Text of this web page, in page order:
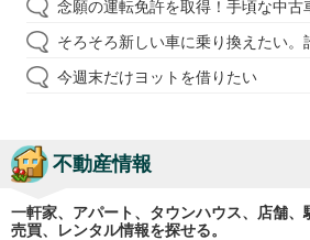
念願の運転免許を取得！手頃な中古
そろそろ新しい車に乗り換えたい。
今週末だけヨットを借りたい
不動産情報
一軒家、アパート、タウンハウス、店舗、
売買、レンタル情報を探せる。